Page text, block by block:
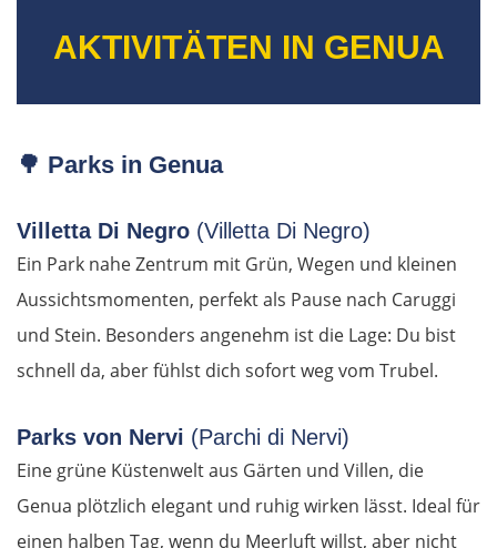
AKTIVITÄTEN IN GENUA
🌳 Parks in Genua
Villetta Di Negro (Villetta Di Negro)
Ein Park nahe Zentrum mit Grün, Wegen und kleinen
Aussichtsmomenten, perfekt als Pause nach Caruggi
und Stein. Besonders angenehm ist die Lage: Du bist
schnell da, aber fühlst dich sofort weg vom Trubel.
Parks von Nervi (Parchi di Nervi)
Eine grüne Küstenwelt aus Gärten und Villen, die
Genua plötzlich elegant und ruhig wirken lässt. Ideal für
einen halben Tag, wenn du Meerluft willst, aber nicht
Tallinn
Rapla
Pärnu
Lettland